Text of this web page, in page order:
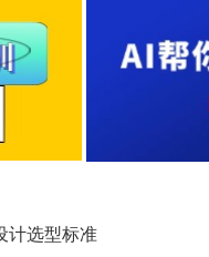
计选型标准